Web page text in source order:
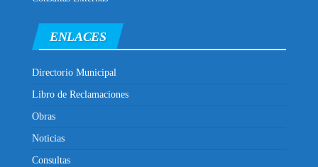
ENLACES
Directorio Municipal
Libro de Reclamaciones
Obras
Noticias
Consultas